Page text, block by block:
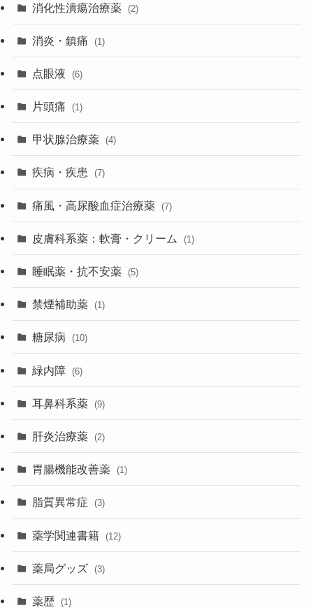
消化性潰瘍治療薬 (2)
消炎・鎮痛 (1)
点眼液 (6)
片頭痛 (1)
甲状腺治療薬 (4)
疾病・疾患 (7)
痛風・高尿酸血症治療薬 (7)
皮膚科系薬：軟膏・クリーム (1)
睡眠薬・抗不安薬 (5)
禁煙補助薬 (1)
糖尿病 (10)
緑内障 (6)
耳鼻科系薬 (9)
肝炎治療薬 (2)
胃腸機能改善薬 (1)
脂質異常症 (3)
薬学関連書籍 (12)
薬局グッズ (3)
薬歴 (1)